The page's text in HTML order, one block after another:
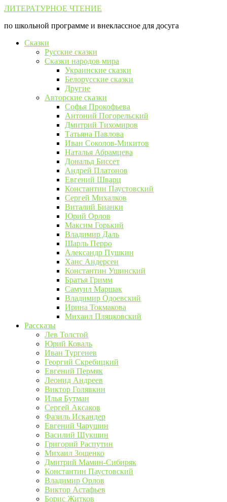
Перейти
контенту
ЛИТЕРАТУРНОЕ ЧТЕНИЕ
по школьной программе и внеклассное для досуга
Сказки
Русские сказки
Сказки народов мира
Украинские сказки
Белорусские сказки
Другие
Авторские сказки
Софья Прокофьева
Антоний Погорельский
Дмитрий Тихомиров
Татьяна Павлова
Иван Соколов-Микитов
Наталья Абрамцева
Дональд Биссет
Андрей Платонов
Евгений Шварц
Константин Паустовский
Сергей Михалков
Виталий Бианки
Юрий Орлов
Максим Горький
Владимир Даль
Шарль Перро
Александр Пушкин
Ханс Андерсен
Константин Ушинский
Братья Гримм
Самуил Маршак
Владимир Одоевский
Ирина Токмакова
Михаил Пляцковский
Рассказы
Лев Толстой
Юрий Коваль
Иван Тургенев
Георгий Скребицкий
Евгений Пермяк
Леонид Андреев
Виктор Голявкин
Илья Бутман
Сергей Аксаков
Фазиль Искандер
Евгений Чарушин
Василий Шукшин
Григорий Распутин
Михаил Зощенко
Дмитрий Мамин-Сибиряк
Константин Паустовский
Владимир Орлов
Виктор Астафьев
Борис Житков